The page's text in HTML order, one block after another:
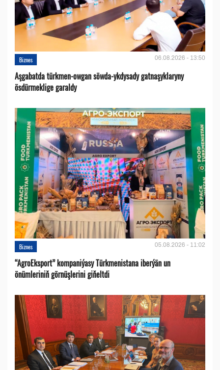
Biznes 06.08.2026 - 13:50
Aşgabatda türkmen-owgan söwda-ykdysady gatnaşyklaryny
ösdürmeklige garaldy
Biznes 05.08.2026 - 11:02
“AgroEksport” kompaniýasy Türkmenistana iberýän un
önümleriniň görnüşlerini giňeltdi